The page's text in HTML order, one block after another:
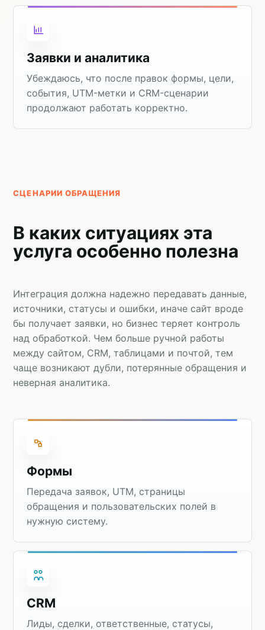
Заявки и аналитика
Убеждаюсь, что после правок формы, цели,
события, UTM-метки и CRM-сценарии
продолжают работать корректно.
СЦЕНАРИИ ОБРАЩЕНИЯ
В каких ситуациях эта
услуга особенно полезна
Интеграция должна надежно передавать данные,
источники, статусы и ошибки, иначе сайт вроде
бы получает заявки, но бизнес теряет контроль
над обработкой. Чем больше ручной работы
между сайтом, CRM, таблицами и почтой, тем
чаще возникают дубли, потерянные обращения и
неверная аналитика.
Формы
Передача заявок, UTM, страницы
обращения и пользовательских полей в
нужную систему.
CRM
Лиды, сделки, ответственные, статусы,